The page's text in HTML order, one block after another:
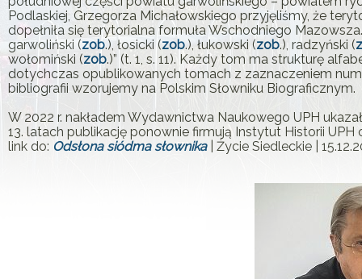
Podlaskiej, Grzegorza Michałowskiego przyjęliśmy, że
dopełniła się terytorialna formuła Wschodniego
garwoliński (zob.), łosicki (zob.), łukowski (zob.), radzyński (
wołomiński (zob.)” (t. 1, s. 11). Każdy tom ma strukturę
dotychczas opublikowanych tomach z zaznaczeniem
bibliografii wzorujemy na Polskim Słowniku Biograficznym.
W 2022 r. nakładem Wydawnictwa Naukowego UPH
13. latach publikację ponownie firmują Instytut Historii
link do: Odsłona siódma słownika| Życie Siedleckie |